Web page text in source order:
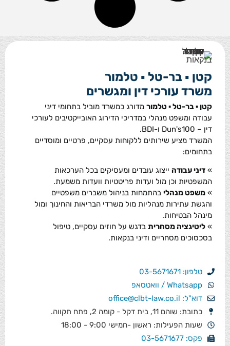
קטן ▪ בר-טל ▪ טלמור
משרד עורכי דין ומגשרים
קטן ▪ בר-טל ▪ טלמור מדורג כמשרד מוביל בתחומי דיני
עבודה ומשפט מנהלי במדריכי הדירוג האובייקטיבים לעורכי
דין – Dun's100 ו-BDI.
המשרד מציע שירותים ללקוחות עסקיים, פרטיים ומוסדיים
בתחומים:
» דיני עבודה ייצוג עובדים ומעסיקים בכל הערכאות
המשפטיות וכן מול ועדות פריטטיות וועדות משמעת.
» משפט מנהלי בהתמחות בניהול משברים משפטיים
והגשת עתירות מנהליות מול משרדי הבריאות והחינוך ומול
מינהל הבטיחות.
» ליטיגציה מסחרית בדגש על חוזים עסקיים, טיפול
בסכסוכים מסחריים ודיני בנקאות.
טלפון: 03-5671671
Whatsapp / וואטסאפ
דוא"ל: office@clbt-law.co.il
כתובת: שוהם 11, בית דקל - קומה 2, פתח תקווה.
שעות הפעילות: ראשון -חמישי 9:00 - 18:00
פקס: 03-5671677